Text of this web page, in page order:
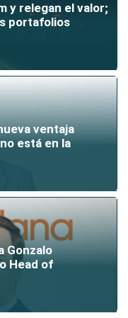
y relegan el valor;
portafolios
ventaja
está en la
Gonzalo
Head of